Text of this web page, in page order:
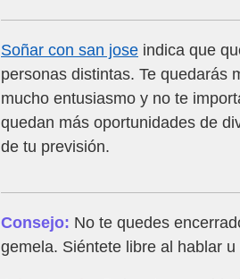
Soñar con san jose indica que
personas distintas. Te quedarás
mucho entusiasmo y no te
quedan más oportunidades de
de tu previsión.
Consejo: No te quedes
gemela. Siéntete libre al hablar